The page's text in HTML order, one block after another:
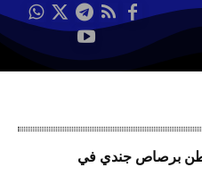
برصاص جندي في